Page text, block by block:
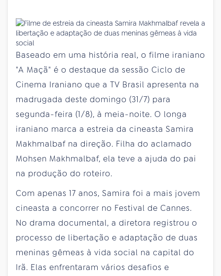
Baseado em uma história real, o filme iraniano
"A Maçã" é o destaque da sessão Ciclo de
Cinema Iraniano que a TV Brasil apresenta na
madrugada deste domingo (31/7) para
segunda-feira (1/8), à meia-noite. O longa
iraniano marca a estreia da cineasta Samira
Makhmalbaf na direção. Filha do aclamado
Mohsen Makhmalbaf, ela teve a ajuda do pai
na produção do roteiro.
Com apenas 17 anos, Samira foi a mais jovem
cineasta a concorrer no Festival de Cannes.
No drama documental, a diretora registrou o
processo de libertação e adaptação de duas
meninas gêmeas à vida social na capital do
Irã. Elas enfrentaram vários desafios e